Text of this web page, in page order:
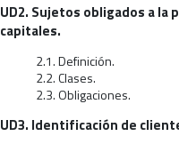
UD2. Sujetos obligados a la
capitales.
2.1. Definición.
2.2. Clases.
2.3. Obligaciones.
UD3. Identificación de